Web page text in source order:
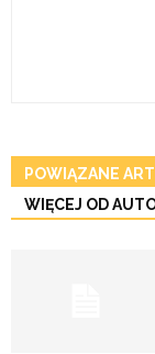
POWIĄZANE
WIĘCEJ OD